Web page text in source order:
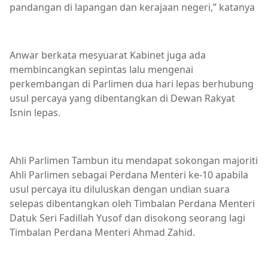
pandangan di lapangan dan kerajaan negeri,” katanya
Anwar berkata mesyuarat Kabinet juga ada
membincangkan sepintas lalu mengenai
perkembangan di Parlimen dua hari lepas berhubung
usul percaya yang dibentangkan di Dewan Rakyat
Isnin lepas.
Ahli Parlimen Tambun itu mendapat sokongan majoriti
Ahli Parlimen sebagai Perdana Menteri ke-10 apabila
usul percaya itu diluluskan dengan undian suara
selepas dibentangkan oleh Timbalan Perdana Menteri
Datuk Seri Fadillah Yusof dan disokong seorang lagi
Timbalan Perdana Menteri Ahmad Zahid.